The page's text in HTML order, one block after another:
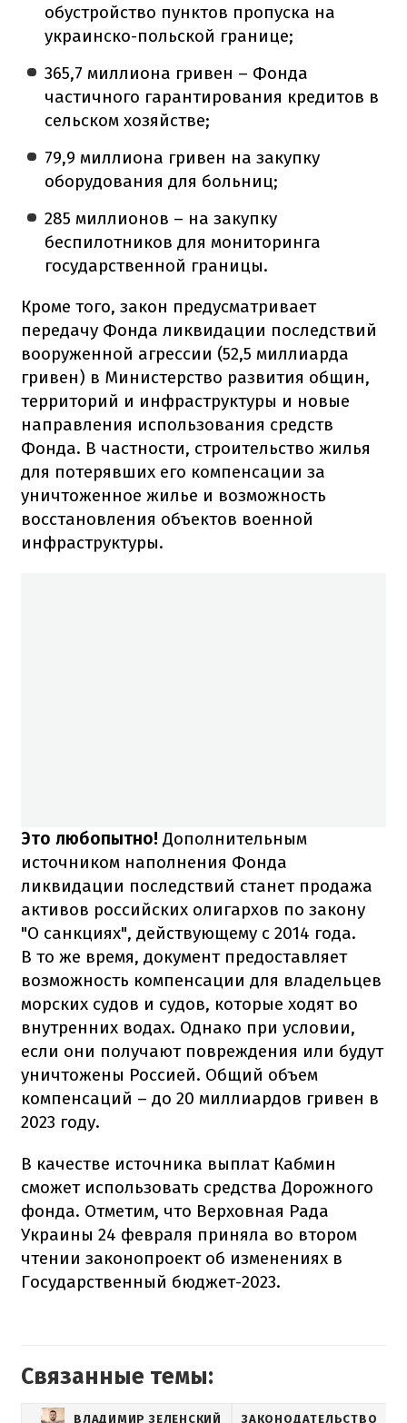
обустройство пунктов пропуска на
украинско-польской границе;
365,7 миллиона гривен – Фонда
частичного гарантирования кредитов в
сельском хозяйстве;
79,9 миллиона гривен на закупку
оборудования для больниц;
285 миллионов – на закупку
беспилотников для мониторинга
государственной границы.
Кроме того, закон предусматривает
передачу Фонда ликвидации последствий
вооруженной агрессии (52,5 миллиарда
гривен) в Министерство развития общин,
территорий и инфраструктуры и новые
направления использования средств
Фонда. В частности, строительство жилья
для потерявших его компенсации за
уничтоженное жилье и возможность
восстановления объектов военной
инфраструктуры.
Это любопытно! Дополнительным
источником наполнения Фонда
ликвидации последствий станет продажа
активов российских олигархов по закону
"О санкциях", действующему с 2014 года.
В то же время, документ предоставляет
возможность компенсации для владельцев
морских судов и судов, которые ходят во
внутренних водах. Однако при условии,
если они получают повреждения или будут
уничтожены Россией. Общий объем
компенсаций – до 20 миллиардов гривен в
2023 году.
В качестве источника выплат Кабмин
сможет использовать средства Дорожного
фонда. Отметим, что Верховная Рада
Украины 24 февраля приняла во втором
чтении законопроект об изменениях в
Государственный бюджет-2023.
Связанные темы:
ВЛАДИМИР ЗЕЛЕНСКИЙ ЗАКОНОДАТЕЛЬСТВО